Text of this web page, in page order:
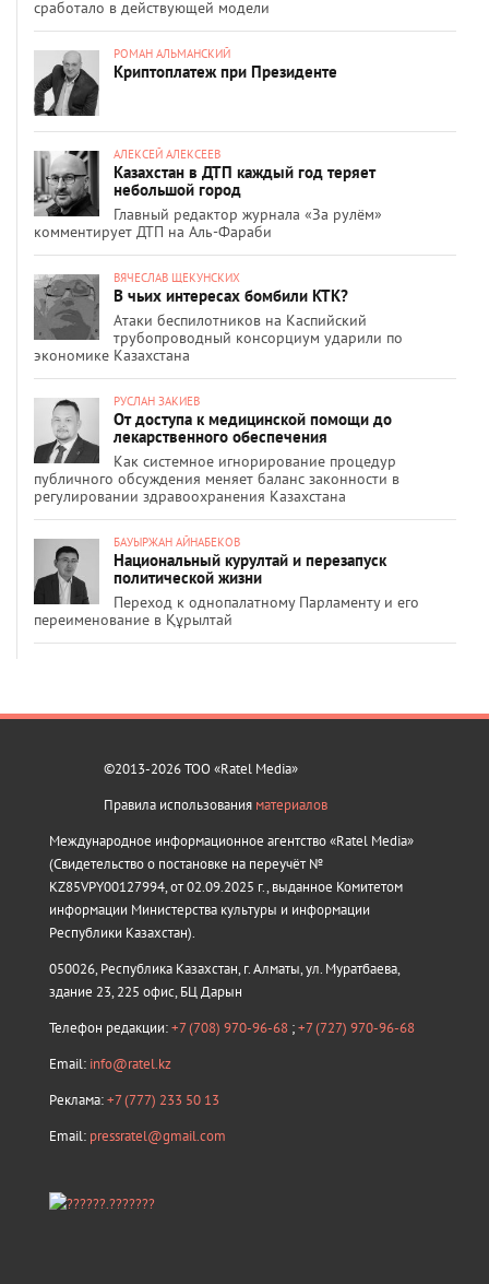
сработало в действующей модели
РОМАН АЛЬМАНСКИЙ
Криптоплатеж при Президенте
АЛЕКСЕЙ АЛЕКСЕЕВ
Казахстан в ДТП каждый год теряет
небольшой город
Главный редактор журнала «За рулём»
комментирует ДТП на Аль-Фараби
ВЯЧЕСЛАВ ЩЕКУНСКИХ
В чьих интересах бомбили КТК?
Атаки беспилотников на Каспийский
трубопроводный консорциум ударили по
экономике Казахстана
РУСЛАН ЗАКИЕВ
От доступа к медицинской помощи до
лекарственного обеспечения
Как системное игнорирование процедур
публичного обсуждения меняет баланс законности в
регулировании здравоохранения Казахстана
БАУЫРЖАН АЙНАБЕКОВ
Национальный курултай и перезапуск
политической жизни
Переход к однопалатному Парламенту и его
переименование в Құрылтай
©2013-2026 ТОО «Ratel Media»
Правила использования материалов
Международное информационное агентство «Ratel Media»
(Свидетельство о постановке на переучёт №
KZ85VPY00127994, от 02.09.2025 г., выданное Комитетом
информации Министерства культуры и информации
Республики Казахстан).
050026, Республика Казахстан, г. Алматы, ул. Муратбаева,
здание 23, 225 офис, БЦ Дарын
Телефон редакции:+7 (708) 970-96-68 ;+7 (727) 970-96-68
Email: info@ratel.kz
Реклама:+7 (777) 233 50 13
Email: pressratel@gmail.com